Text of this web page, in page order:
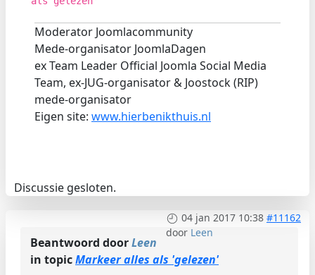
Moderator Joomlacommunity
Mede-organisator JoomlaDagen
ex Team Leader Official Joomla Social Media
Team, ex-JUG-organisator & Joostock (RIP)
mede-organisator
Eigen site: www.hierbenikthuis.nl
Discussie gesloten.
04 jan 2017 10:38 #11162
door Leen
Beantwoord doorLeen
in topicMarkeer alles als 'gelezen'